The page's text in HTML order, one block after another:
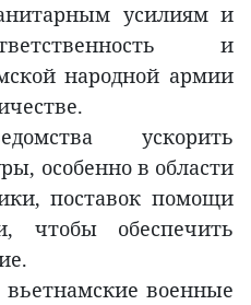
усилиям и
и
народной армии
ускорить
особенно в области
поставок помощи
чтобы обеспечить
военные